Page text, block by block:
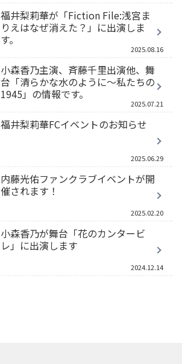
福井梨莉華が「Fiction File:浅宮ま
りえはなぜ消えた？」に出演しま
す。
2025.08.16
小森香乃主演、斉藤千里出演他、舞
台「清らかな水のように～私たちの
1945」の情報です。
2025.07.21
福井梨莉華FCイベントのお知らせ
2025.06.29
内藤光佑ファンクラブイベントが開
催されます！
2025.02.20
小森香乃が舞台「花のカンタービ
レ」に出演します
2024.12.14